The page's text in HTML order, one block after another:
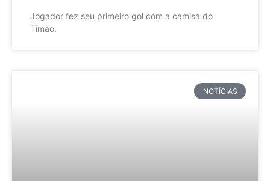
Jogador fez seu primeiro gol com a camisa do
Timão.
NOTÍCIAS